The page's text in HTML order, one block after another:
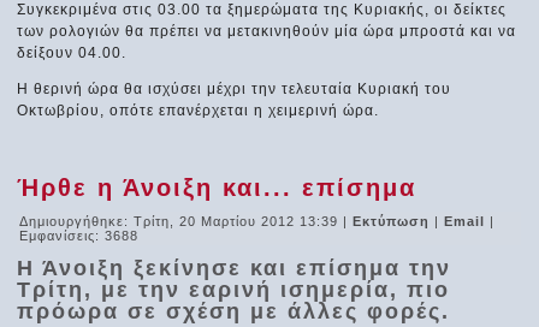
Συγκεκριμένα στις 03.00 τα ξημερώματα της Κυριακής, οι δείκτες
των ρολογιών θα πρέπει να μετακινηθούν μία ώρα μπροστά και να
δείξουν 04.00.
Η θερινή ώρα θα ισχύσει μέχρι την τελευταία Κυριακή του
Οκτωβρίου, οπότε επανέρχεται η χειμερινή ώρα.
Ήρθε η Άνοιξη και... επίσημα
Δημιουργήθηκε: Τρίτη, 20 Μαρτίου 2012 13:39 Εκτύπωση Email
Εμφανίσεις: 3688
Η Άνοιξη ξεκίνησε και επίσημα την
Τρίτη, με την εαρινή ισημερία, πιο
πρόωρα σε σχέση με άλλες φορές.